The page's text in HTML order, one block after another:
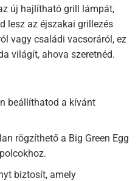
új hajlítható grill lámpát,
lesz az éjszakai grillezés
vagy családi vacsoráról, ez
világít, ahova szeretnéd.
beállíthatod a kívánt
rögzíthető a Big Green Egg
biztosít, amely